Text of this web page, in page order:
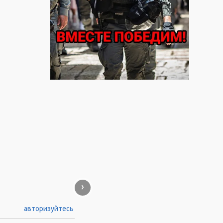
›
авторизуйтесь